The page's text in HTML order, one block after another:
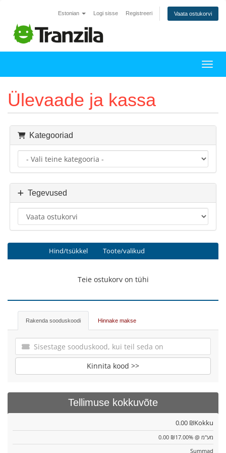
Estonian Logi sisse Registreeri Vaata ostukorvi
Ülevaade ja kassa
Kategooriad
Tegevused
Toote/valikud
Hind/tsükkel
Teie ostukorv on tühi
Rakenda sooduskoodi Hinnake makse
Kinnita kood >>
Tellimuse kokkuvõte
Kokku
0.00 ₪
מע"מ @ 17.00%
0.00 ₪
Summad